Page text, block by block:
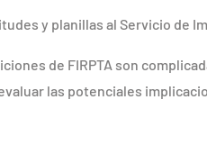
y planillas al Servicio de
de FIRPTA son
las potenciales